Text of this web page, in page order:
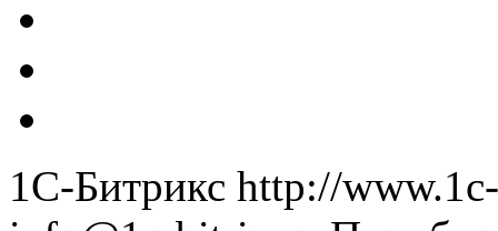
1С-Битрикс http://